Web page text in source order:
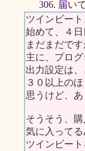
306. 届い
ツインビート
始めて、４日
まだまだです
主に、プログ
出力設定は
３０以上の
思うけど、あ
そうそう、
気に入ってる
ツインビー